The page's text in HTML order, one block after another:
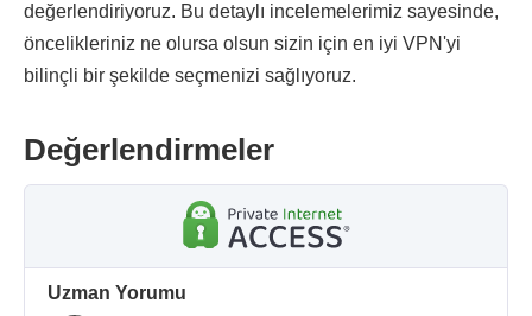
değerlendiriyoruz. Bu detaylı incelemelerimiz sayesinde,
öncelikleriniz ne olursa olsun sizin için en iyi VPN'yi
bilinçli bir şekilde seçmenizi sağlıyoruz.
Değerlendirmeler
Uzman Yorumu